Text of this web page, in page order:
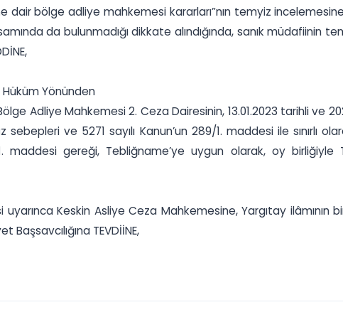
dair bölge adliye mahkemesi kararları”nın temyiz
da bulunmadığı dikkate alındığında, sanık müdafiinin
Hüküm Yönünden
Adliye Mahkemesi 2. Ceza Dairesinin, 13.01.2023 tarihli ve
ve 5271 sayılı Kanun’un 289/1. maddesi ile sınırlı
maddesi gereği, Tebliğname’ye uygun olarak, oy birliğiyle
uyarınca Keskin Asliye Ceza Mahkemesine, Yargıtay
TEVDİİNE,